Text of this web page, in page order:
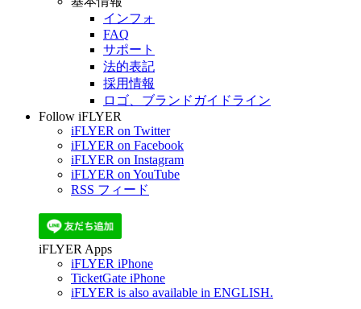
インフォ
FAQ
サポート
法的表記
採用情報
ロゴ、ブランドガイドライン
Follow iFLYER
iFLYER on Twitter
iFLYER on Facebook
iFLYER on Instagram
iFLYER on YouTube
RSS フィード
iFLYER Apps
iFLYER iPhone
TicketGate iPhone
iFLYER is also available in ENGLISH.